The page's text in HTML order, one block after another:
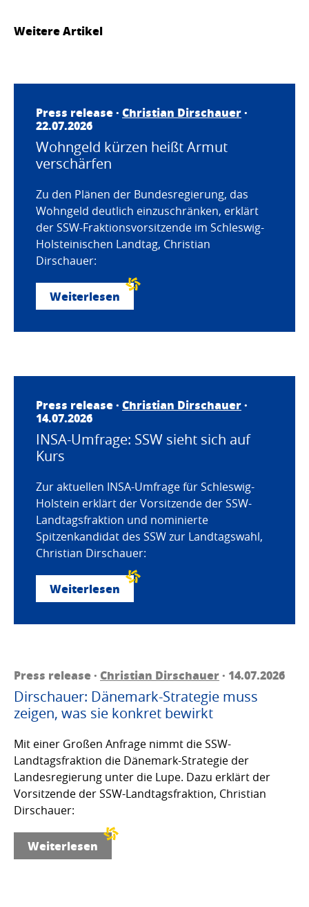
Weitere Artikel
Press release · Christian Dirschauer·
22.07.2026
Wohngeld kürzen heißt Armut
verschärfen
Zu den Plänen der Bundesregierung, das
Wohngeld deutlich einzuschränken, erklärt
der SSW-Fraktionsvorsitzende im Schleswig-
Holsteinischen Landtag, Christian
Dirschauer:
Weiterlesen
Press release · Christian Dirschauer·
14.07.2026
INSA-Umfrage: SSW sieht sich auf
Kurs
Zur aktuellen INSA-Umfrage für Schleswig-
Holstein erklärt der Vorsitzende der SSW-
Landtagsfraktion und nominierte
Spitzenkandidat des SSW zur Landtagswahl,
Christian Dirschauer:
Weiterlesen
Press release · Christian Dirschauer· 14.07.2026
Dirschauer: Dänemark-Strategie muss
zeigen, was sie konkret bewirkt
Mit einer Großen Anfrage nimmt die SSW-
Landtagsfraktion die Dänemark-Strategie der
Landesregierung unter die Lupe. Dazu erklärt der
Vorsitzende der SSW-Landtagsfraktion, Christian
Dirschauer:
Weiterlesen